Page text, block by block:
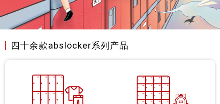
四十余款abslocker系列产品